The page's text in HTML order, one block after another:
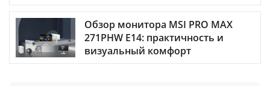
Обзор монитора MSI PRO MAX
271PHW E14: практичность и
визуальный комфорт